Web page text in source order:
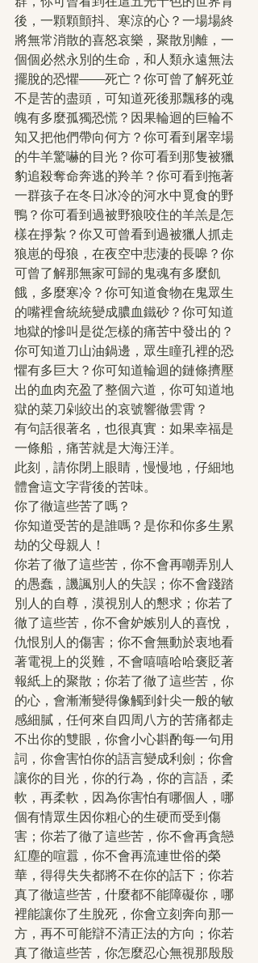
後，一顆顆顫抖、寒涼的心？一場場終
將無常消散的喜怒哀樂，聚散別離，一
個個必然永別的生命，和人類永遠無法
擺脫的恐懼——死亡？你可曾了解死並
不是苦的盡頭，可知道死後那飄移的魂
魄有多麼孤獨恐慌？因果輪迴的巨輪不
知又把他們帶向何方？你可看到屠宰場
的牛羊驚嚇的目光？你可看到那隻被獵
豹追殺奪命奔逃的羚羊？你可看到拖著
一群孩子在冬日冰冷的河水中覓食的野
鴨？你可看到過被野狼咬住的羊羔是怎
樣在掙紮？你又可曾看到過被獵人抓走
狼崽的母狼，在夜空中悲淒的長嗥？你
可曾了解那無家可歸的鬼魂有多麼飢
餓，多麼寒冷？你可知道食物在鬼眾生
的嘴裡會統統變成膿血鐵砂？你可知道
地獄的慘叫是從怎樣的痛苦中發出的？
你可知道刀山油鍋邊，眾生瞳孔裡的恐
懼有多巨大？你可知道輪迴的鏈條擠壓
出的血肉充盈了整個六道，你可知道地
獄的菜刀剁絞出的哀號響徹雲霄？
有句話很著名，也很真實：如果幸福是
一條船，痛苦就是大海汪洋。
此刻，請你閉上眼睛，慢慢地，仔細地
體會這文字背後的苦味。
你了徹這些苦了嗎？
你知道受苦的是誰嗎？是你和你多生累
劫的父母親人！
你若了徹了這些苦，你不會再嘲弄別人
的愚蠢，譏諷別人的失誤；你不會踐踏
別人的自尊，漠視別人的懇求；你若了
徹了這些苦，你不會妒嫉別人的喜悅，
仇恨別人的傷害；你不會無動於衷地看
著電視上的災難，不會嘻嘻哈哈褒貶著
報紙上的聚散；你若了徹了這些苦，你
的心，會漸漸變得像觸到針尖一般的敏
感細膩，任何來自四周八方的苦痛都走
不出你的雙眼，你會小心斟酌每一句用
詞，你會害怕你的語言變成利劍；你會
讓你的目光，你的行為，你的言語，柔
軟，再柔軟，因為你害怕有哪個人，哪
個有情眾生因你粗心的生硬而受到傷
害；你若了徹了這些苦，你不會再貪戀
紅塵的喧囂，你不會再流連世俗的榮
華，得得失失都將不在你的話下；你若
真了徹這些苦，什麼都不能障礙你，哪
裡能讓你了生脫死，你會立刻奔向那一
方，再不可能辯不清正法的方向；你若
真了徹這些苦，你怎麼忍心無視那殷殷